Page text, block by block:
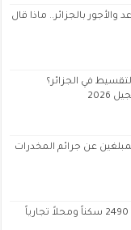
بالجزائر.. ماذا قال
في الجزائر؟
عن جرائم المخدرات
صندوق التوفير والاحتياط يطرح 2490 سكناً ومحلاً تجارياً